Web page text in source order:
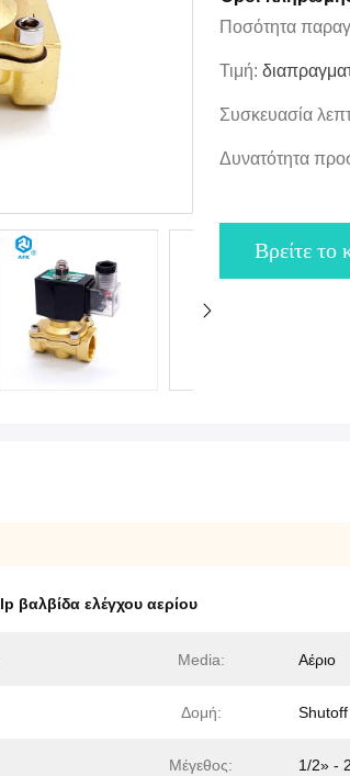
Ποσότητα
Τιμή:
Συσκευασία
Δυνατότητα
Βρείτε το
lp βαλβίδα ελέγχου αερίου
Media: Αέριο
Δομή: Shutoff
Μέγεθος: 1/2» -